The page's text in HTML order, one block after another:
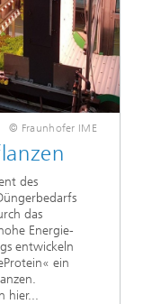
© Fraunhofer IME
des
das
Energie-
entwickeln
ein
hier...